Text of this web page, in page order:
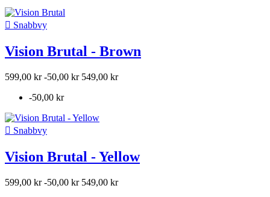
 Snabbvy
Vision Brutal - Brown
599,00 kr -50,00 kr 549,00 kr
-50,00 kr
 Snabbvy
Vision Brutal - Yellow
599,00 kr -50,00 kr 549,00 kr